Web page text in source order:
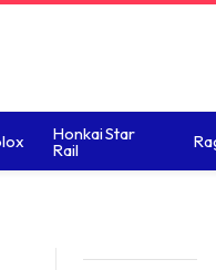
Honkai Star
Rail